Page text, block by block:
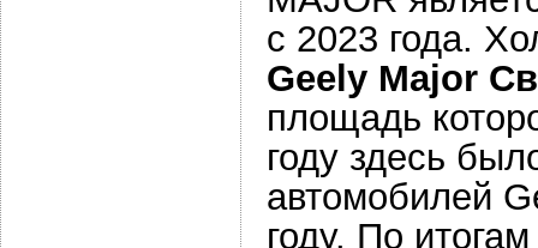
с 2023 года.
Geely Major
площадь
году здесь
автомобилей
году. По